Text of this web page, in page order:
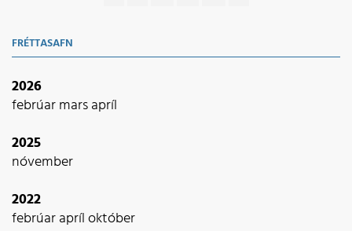
FRÉTTASAFN
2026
febrúarmarsapríl
2025
nóvember
2022
febrúarapríloktóber